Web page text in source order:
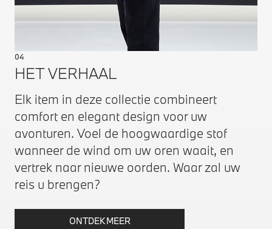
04
HET VERHAAL
Elk item in deze collectie combineert
comfort en elegant design voor uw
avonturen. Voel de hoogwaardige stof
wanneer de wind om uw oren waait, en
vertrek naar nieuwe oorden. Waar zal uw
reis u brengen?
ONTDEK MEER